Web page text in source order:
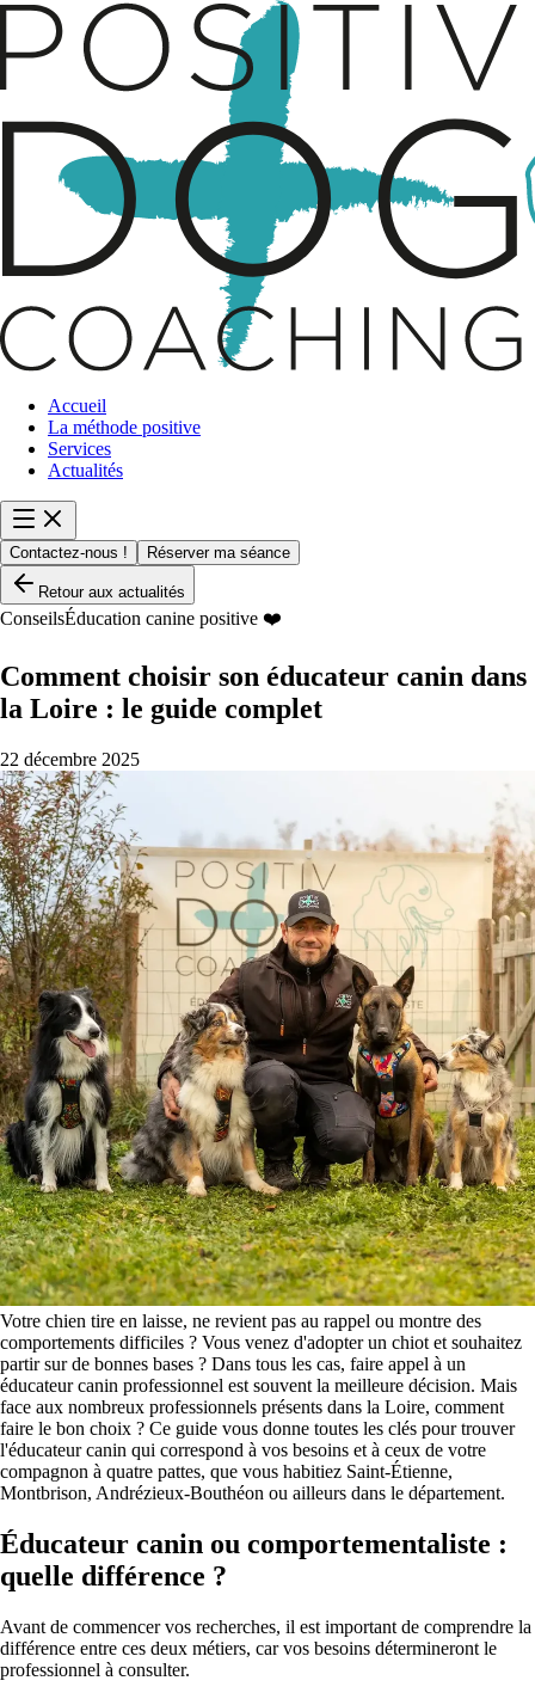
Accueil
La méthode positive
Services
Actualités
Contactez-nous ! Réserver ma séance
Retour aux actualités
ConseilsÉducation canine positive ❤️
Comment choisir son éducateur canin dans
la Loire : le guide complet
22 décembre 2025
Votre chien tire en laisse, ne revient pas au rappel ou montre des
comportements difficiles ? Vous venez d'adopter un chiot et souhaitez
partir sur de bonnes bases ? Dans tous les cas, faire appel à un
éducateur canin professionnel est souvent la meilleure décision. Mais
face aux nombreux professionnels présents dans la Loire, comment
faire le bon choix ? Ce guide vous donne toutes les clés pour trouver
l'éducateur canin qui correspond à vos besoins et à ceux de votre
compagnon à quatre pattes, que vous habitiez Saint-Étienne,
Montbrison, Andrézieux-Bouthéon ou ailleurs dans le département.
Éducateur canin ou comportementaliste :
quelle différence ?
Avant de commencer vos recherches, il est important de comprendre la
différence entre ces deux métiers, car vos besoins détermineront le
professionnel à consulter.